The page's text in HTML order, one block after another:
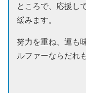
ところで、応援し
緩みます。
努力を重ね、運も
ルファーならだれ